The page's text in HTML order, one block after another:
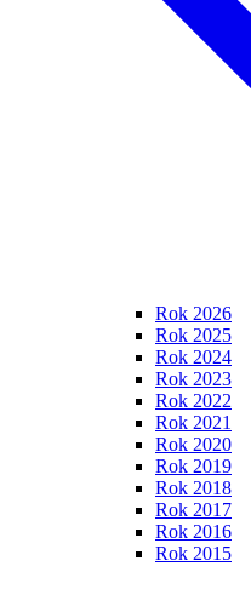
Rok 2026
Rok 2025
Rok 2024
Rok 2023
Rok 2022
Rok 2021
Rok 2020
Rok 2019
Rok 2018
Rok 2017
Rok 2016
Rok 2015